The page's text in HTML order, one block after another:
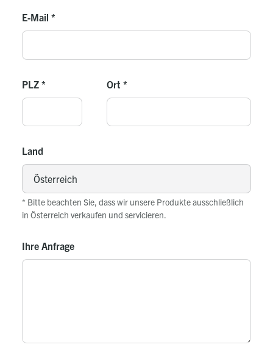
E-Mail *
PLZ * Ort *
Land
* Bitte beachten Sie, dass wir unsere Produkte ausschließlich
in Österreich verkaufen und servicieren.
Ihre Anfrage